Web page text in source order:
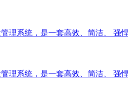
理系统，是一套高效、简洁、 强
理系统，是一套高效、简洁、 强